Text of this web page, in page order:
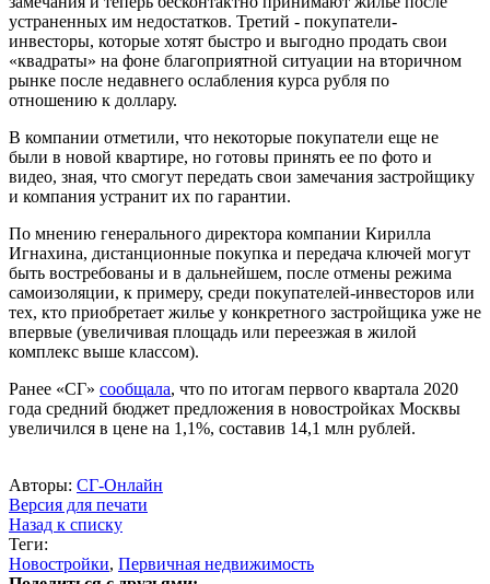
устраненных им недостатков. Третий - покупатели-
инвесторы, которые хотят быстро и выгодно продать свои
«квадраты» на фоне благоприятной ситуации на вторичном
рынке после недавнего ослабления курса рубля по
отношению к доллару.
В компании отметили, что некоторые покупатели еще не
были в новой квартире, но готовы принять ее по фото и
видео, зная, что смогут передать свои замечания застройщику
и компания устранит их по гарантии.
По мнению генерального директора компании Кирилла
Игнахина, дистанционные покупка и передача ключей могут
быть востребованы и в дальнейшем, после отмены режима
самоизоляции, к примеру, среди покупателей-инвесторов или
тех, кто приобретает жилье у конкретного застройщика уже не
впервые (увеличивая площадь или переезжая в жилой
комплекс выше классом).
Ранее «СГ» сообщала, что по итогам первого квартала 2020
года средний бюджет предложения в новостройках Москвы
увеличился в цене на 1,1%, составив 14,1 млн рублей.
Авторы: СГ-Онлайн
Версия для печати
Назад к списку
Теги:
Новостройки, Первичная недвижимость